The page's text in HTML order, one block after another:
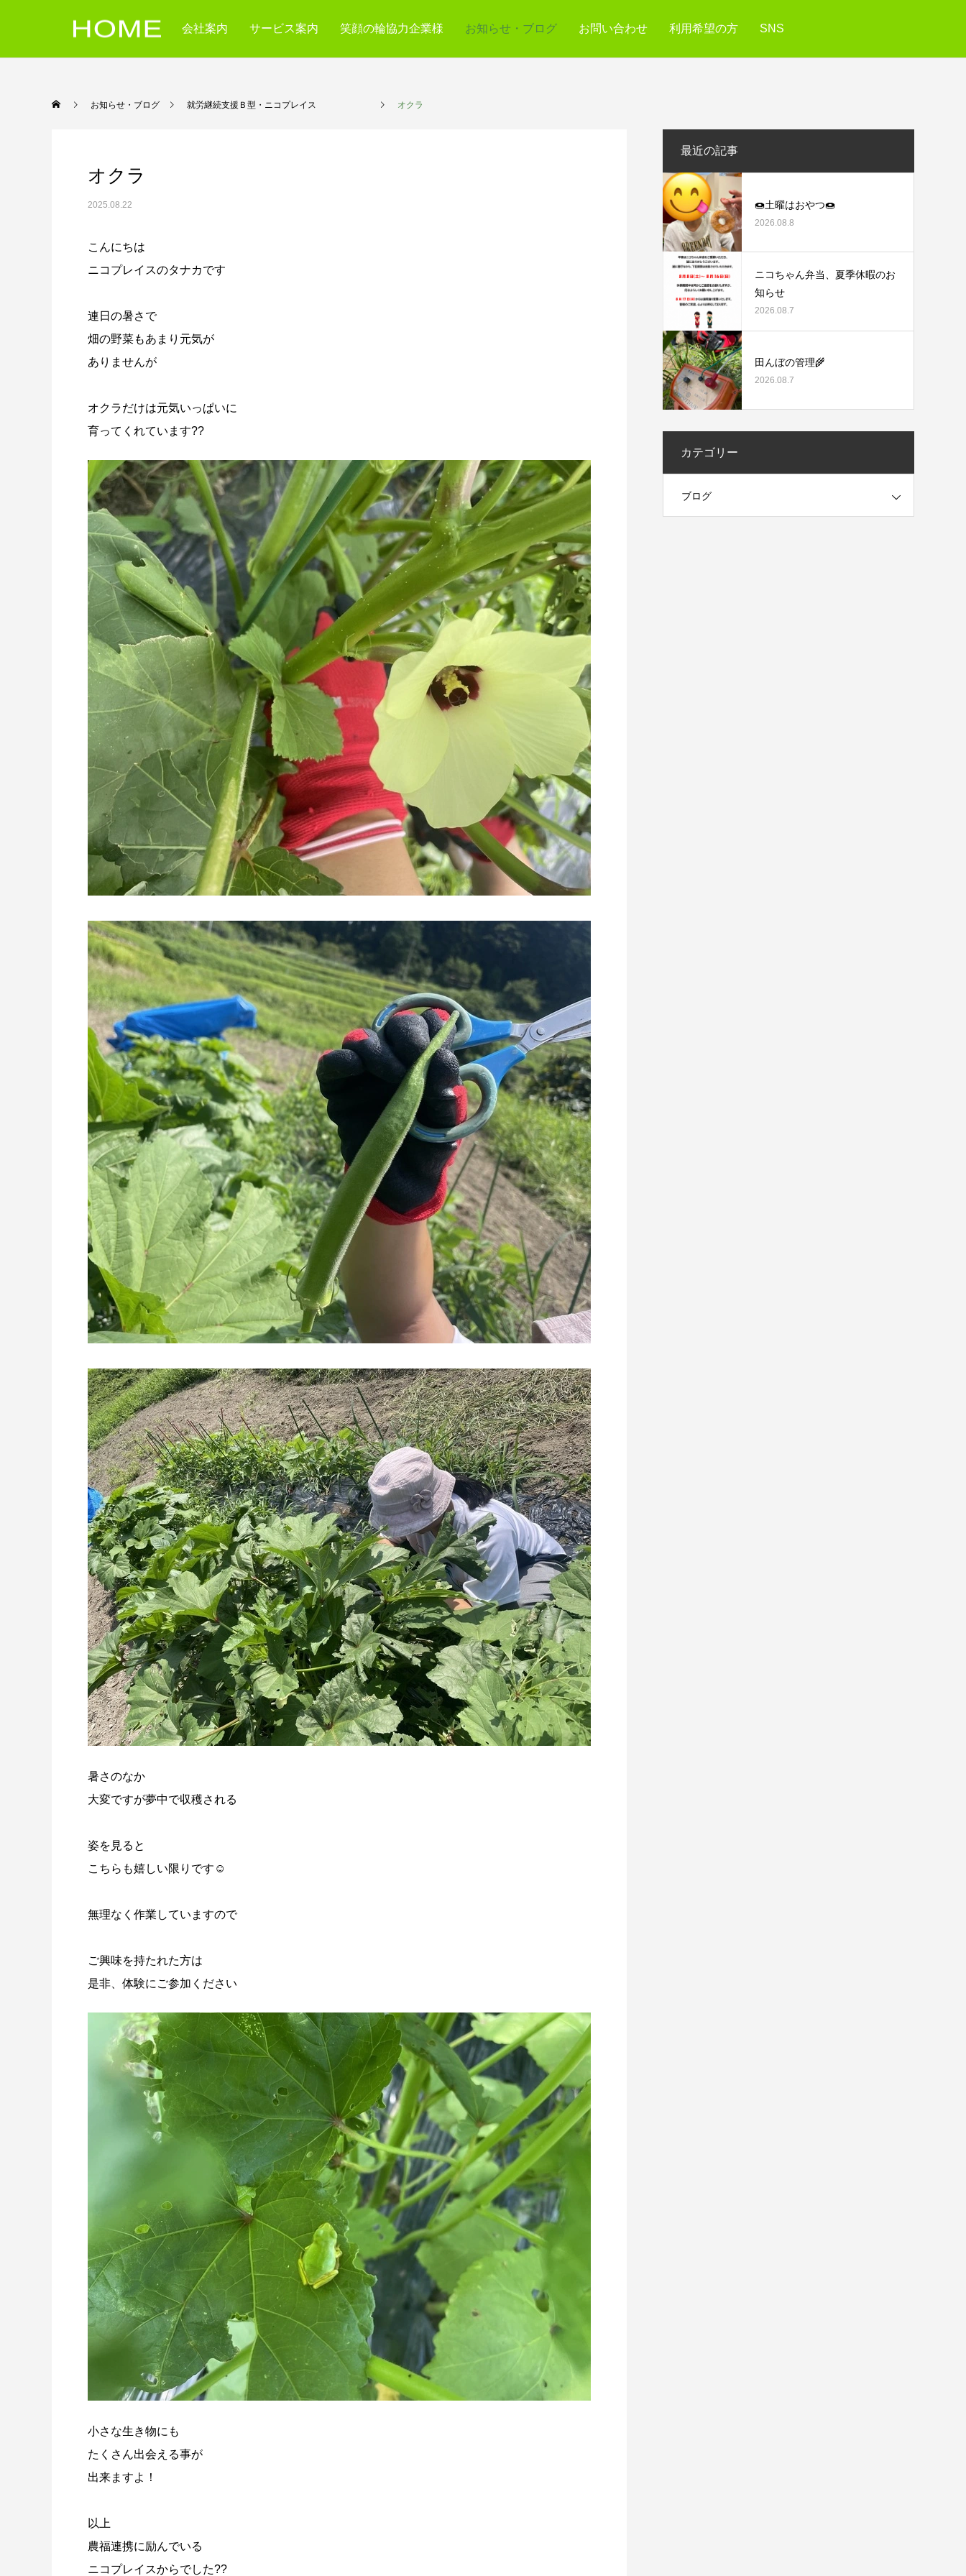
会社案内 サービス案内 笑顔の輪協力企業様 お知らせ・ブログ お問い合わせ 利用希望の方 SNS
お知らせ・ブログ 就労継続支援Ｂ型・ニコプレイス オクラ
オクラ
2025.08.22
こんにちは
ニコプレイスのタナカです
連日の暑さで
畑の野菜もあまり元気が
ありませんが
オクラだけは元気いっぱいに
育ってくれています??
暑さのなか
大変ですが夢中で収穫される
姿を見ると
こちらも嬉しい限りです☺️
無理なく作業していますので
ご興味を持たれた方は
是非、体験にご参加ください
小さな生き物にも
たくさん出会える事が
出来ますよ！
以上
農福連携に励んでいる
ニコプレイスからでした??
最近の記事
🍩土曜はおやつ🍩
2026.08.8
ニコちゃん弁当、夏季休暇のお
知らせ
2026.08.7
田んぼの管理🌾
2026.08.7
カテゴリー
ブログ